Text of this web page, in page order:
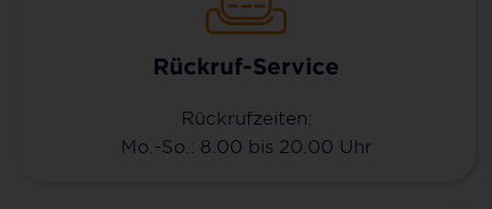
Rückruf-Service
Rückrufzeiten:
Mo.-So.: 8.00 bis 20.00 Uhr